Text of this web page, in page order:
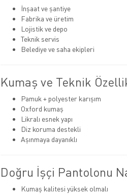
İnşaat ve şantiye
Fabrika ve üretim
Lojistik ve depo
Teknik servis
Belediye ve saha ekipleri
Kumaş ve Teknik
Pamuk + polyester karışım
Oxford kumaş
Likralı esnek yapı
Diz koruma destekli
Aşınmaya dayanıklı
Doğru İşçi Pantolonu
Kumaş kalitesi yüksek olmalı